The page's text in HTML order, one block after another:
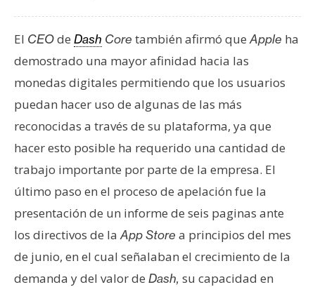
El CEOde Dash Core también afirmó que Apple ha
demostrado una mayor afinidad hacia las
monedas digitales permitiendo que los usuarios
puedan hacer uso de algunas de las más
reconocidas a través de su plataforma, ya que
hacer esto posible ha requerido una cantidad de
trabajo importante por parte de la empresa. El
último paso en el proceso de apelación fue la
presentación de un informe de seis paginas ante
los directivos de la App Store a principios del mes
de junio, en el cual señalaban el crecimiento de la
demanda y del valor de Dash, su capacidad en